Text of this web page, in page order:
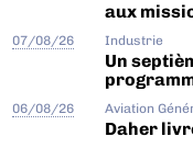
aux
07/08/26 Industrie
Un
06/08/26 Aviation
Daher